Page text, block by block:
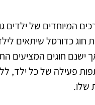
המיוחדים של ילדים
כדורסל שיתאים
ישנם חוגים המציעים
פעילה של כל ילד,
שלו.